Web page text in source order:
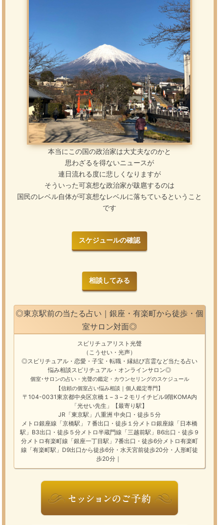
本当にこの国の政治家は大丈夫なのかと
思わざるを得ないニュースが
連日流れる度に悲しくなりますが
そういった可哀想な政治家が跋扈するのは
国民のレベル自体が可哀想なレベルに落ちているということ
です
スケジュールの確認
相談してみる
◎東京駅前の当たる占い｜銀座・有楽町から徒歩・個
室サロン対面◎
スピリチュアリスト光聲
（こうせい・光声）
◎スピリチュアル・恋愛・子宝・転職・縁結び言霊など当たる占い
悩み相談スピリチュアル・オンラインサロン◎
個室･サロンの占い・光聲の鑑定・カウンセリングのスケジュール
【信頼の個室占い悩み相談｜個人鑑定専門】
〒104-0031東京都中央区京橋１−３−２モリイチビル9階KOMA内
「光せい先生」【最寄り駅】
JR「東京駅」八重洲 中央口・徒歩５分
メトロ銀座線「京橋駅」７番出口・徒歩１分メトロ銀座線「日本橋
駅」B3出口・徒歩５分メトロ半蔵門線「三越前駅」B6出口・徒歩９
分メトロ有楽町線「銀座一丁目駅」7番出口・徒歩6分メトロ有楽町
線「有楽町駅」D9出口から徒歩6分・水天宮前徒歩20分・人形町徒
歩20分｜